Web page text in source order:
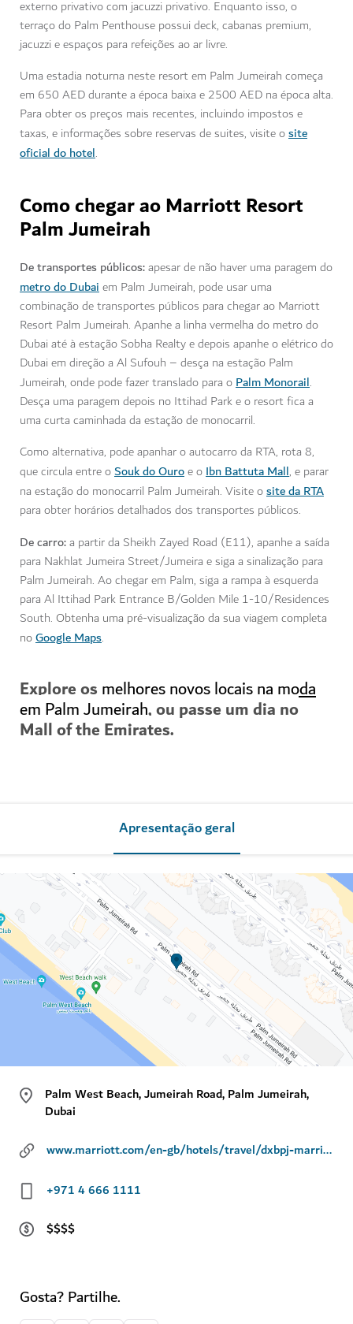
externo privativo com jacuzzi privativo. Enquanto isso, o
terraço do Palm Penthouse possui deck, cabanas premium,
jacuzzi e espaços para refeições ao ar livre.
Uma estadia noturna neste resort em Palm Jumeirah começa
em 650 AED durante a época baixa e 2500 AED na época alta.
Para obter os preços mais recentes, incluindo impostos e
taxas, e informações sobre reservas de suites, visite osite
oficial do hotel.
Como chegar ao Marriott Resort
Palm Jumeirah
De transportes públicos:apesar de não haver uma paragem do
metro do Dubaiem Palm Jumeirah, pode usar uma
combinação de transportes públicos para chegar ao Marriott
Resort Palm Jumeirah. Apanhe a linha vermelha do metro do
Dubai até à estação Sobha Realty e depois apanhe o elétrico do
Dubai em direção a Al Sufouh – desça na estação Palm
Jumeirah, onde pode fazer translado para oPalm Monorail.
Desça uma paragem depois no Ittihad Park e o resort fica a
uma curta caminhada da estação de monocarril.
Como alternativa, pode apanhar o autocarro da RTA, rota 8,
que circula entre oSouk do Ouroe oIbn Battuta Mall, e parar
na estação do monocarril Palm Jumeirah. Visite osite da RTA
para obter horários detalhados dos transportes públicos.
De carro:a partir da Sheikh Zayed Road (E11), apanhe a saída
para Nakhlat Jumeira Street/Jumeira e siga a sinalização para
Palm Jumeirah. Ao chegar em Palm, siga a rampa à esquerda
para Al Ittihad Park Entrance B/Golden Mile 1-10/Residences
South. Obtenha uma pré-visualização da sua viagem completa
noGoogle Maps.
Explore os melhores novos locais na moda
em Palm Jumeirah, ou passe um dia no
Mall of the Emirates.
Apresentação geral
Palm West Beach, Jumeirah Road, Palm Jumeirah,
Dubai
www.marriott.com/en-gb/hotels/travel/dxbpj-marriott-resort-palm-jumeirah-dubai/
+971 4 666 1111
$$$$
Gosta? Partilhe.